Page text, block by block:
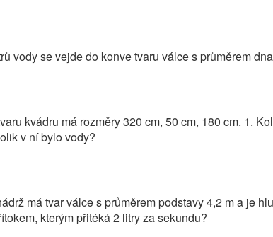
vody se vejde do konve tvaru válce s průměrem
kvádru má rozměry 320 cm, 50 cm, 180 cm. 1.
v ní bylo vody?
má tvar válce s průměrem podstavy 4,2 m a je
kterým přitéká 2 litry za sekundu?